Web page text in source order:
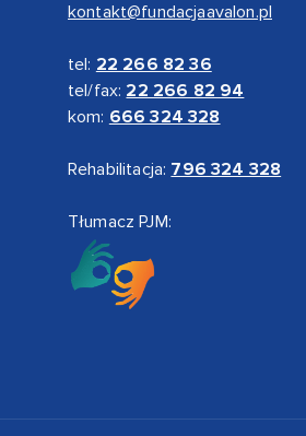
kontakt@fundacjaavalon.pl
tel: 22 266 82 36
tel/fax: 22 266 82 94
kom: 666 324 328
Rehabilitacja: 796 324 328
Tłumacz PJM: